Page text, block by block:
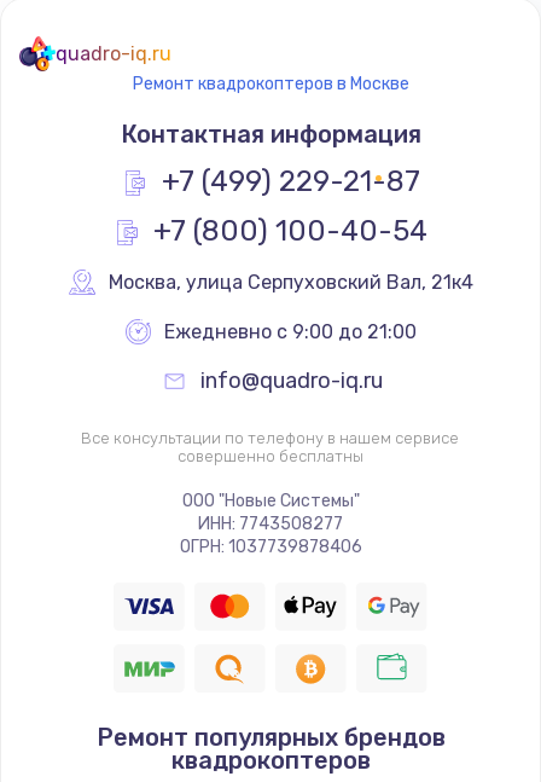
Замена термостата
1200 руб.
Заказать
Замена реле
Замена термопредохранителя
700 руб.
Заказать
Замена ТЭНа
2500 руб.
1400 руб.
Замена / ремонт электронного модуля
quadro-iq.ru
Ремонт квадрокоптеров в Москве
Контактная информация
+7 (499) 229-21-87
+7 (800) 100-40-54
Москва, улица Серпуховский Вал, 21к4
Ежедневно с 9:00 до 21:00
info@quadro-iq.ru
Все консультации по телефону в нашем сервисе
совершенно бесплатны
ООО "Новые Системы"
ИНН: 7743508277
ОГРН: 1037739878406
Ремонт популярных брендов
квадрокоптеров